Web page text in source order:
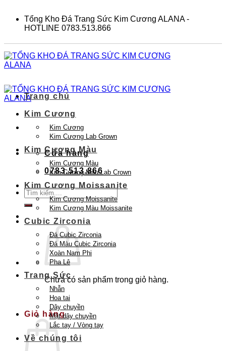
content
Tổng Kho Đá Trang Sức Kim Cương ALANA -
HOTLINE 0783.513.866
Cửa hàng
0783.513.866
Tìm
kiếm:
Chưa có sản phẩm trong giỏ hàng.
Quay trở lại cửa hàng
Giỏ hàng
Trang chủ
Kim Cương
Kim Cương
Kim Cương Lab Grown
Kim Cương Màu
Kim Cương Màu
Kim Cương Màu Lab Crown
Kim Cương Moissanite
Kim Cương Moissanite
Kim Cương Màu Moissanite
Cubic Zirconia
Đá Cubic Zirconia
Đá Màu Cubic Zirconia
Xoàn Nam Phi
Pha Lê
Trang Sức
Nhẫn
Hoa tai
Dây chuyền
Mặt dây chuyền
Lắc tay / Vòng tay
Về chúng tôi